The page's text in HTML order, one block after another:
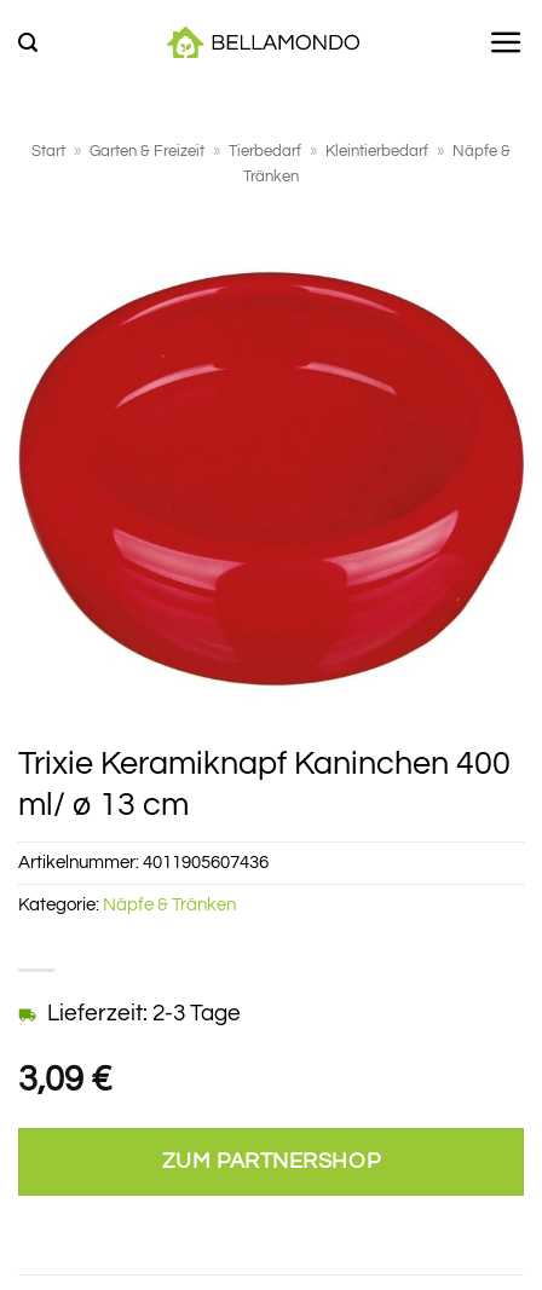
Inhalt
Start » Garten & Freizeit » Tierbedarf » Kleintierbedarf »
Näpfe &
Tränken
Trixie Keramiknapf Kaninchen 400
ml/ ø 13 cm
3,09 €
Lieferzeit: 2-3 Tage
ZUM PARTNERSHOP
Artikelnummer: 4011905607436
Kategorie: Näpfe & Tränken